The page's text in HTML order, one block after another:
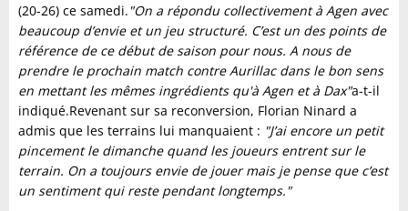
(20-26) ce samedi."On a répondu collectivement à Agen avec
beaucoup d’envie et un jeu structuré. C’est un des points de
référence de ce début de saison pour nous. A nous de
prendre le prochain match contre Aurillac dans le bon sens
en mettant les mêmes ingrédients qu'à Agen et à Dax"a-t-il
indiqué.Revenant sur sa reconversion, Florian Ninard a
admis que les terrains lui manquaient : "J’ai encore un petit
pincement le dimanche quand les joueurs entrent sur le
terrain. On a toujours envie de jouer mais je pense que c’est
un sentiment qui reste pendant longtemps."